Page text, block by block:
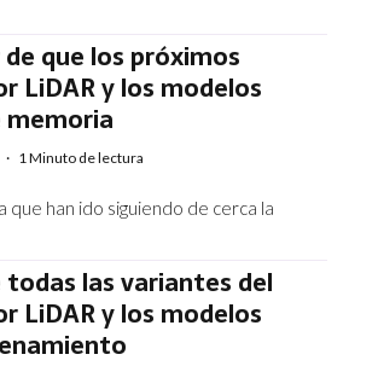
que los próximos
LiDAR y los modelos
memoria
· 1 Minuto de lectura
que han ido siguiendo de cerca la
las variantes del
LiDAR y los modelos